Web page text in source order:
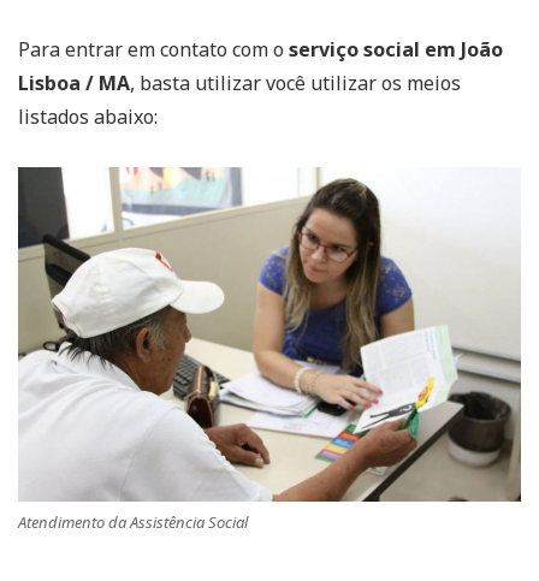
Para entrar em contato com o serviço social em João
Lisboa / MA, basta utilizar você utilizar os meios
listados abaixo:
Atendimento da Assistência Social